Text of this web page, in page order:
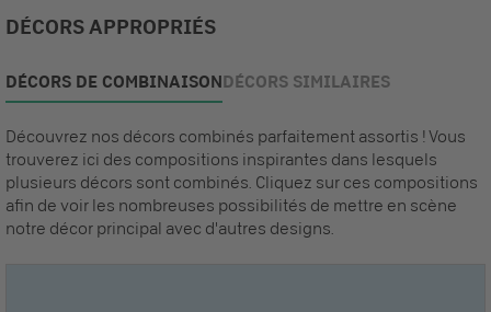
DÉCORS APPROPRIÉS
DÉCORS DE COMBINAISONDÉCORS SIMILAIRES
Découvrez nos décors combinés parfaitement assortis ! Vous
trouverez ici des compositions inspirantes dans lesquels
plusieurs décors sont combinés. Cliquez sur ces compositions
afin de voir les nombreuses possibilités de mettre en scène
notre décor principal avec d'autres designs.